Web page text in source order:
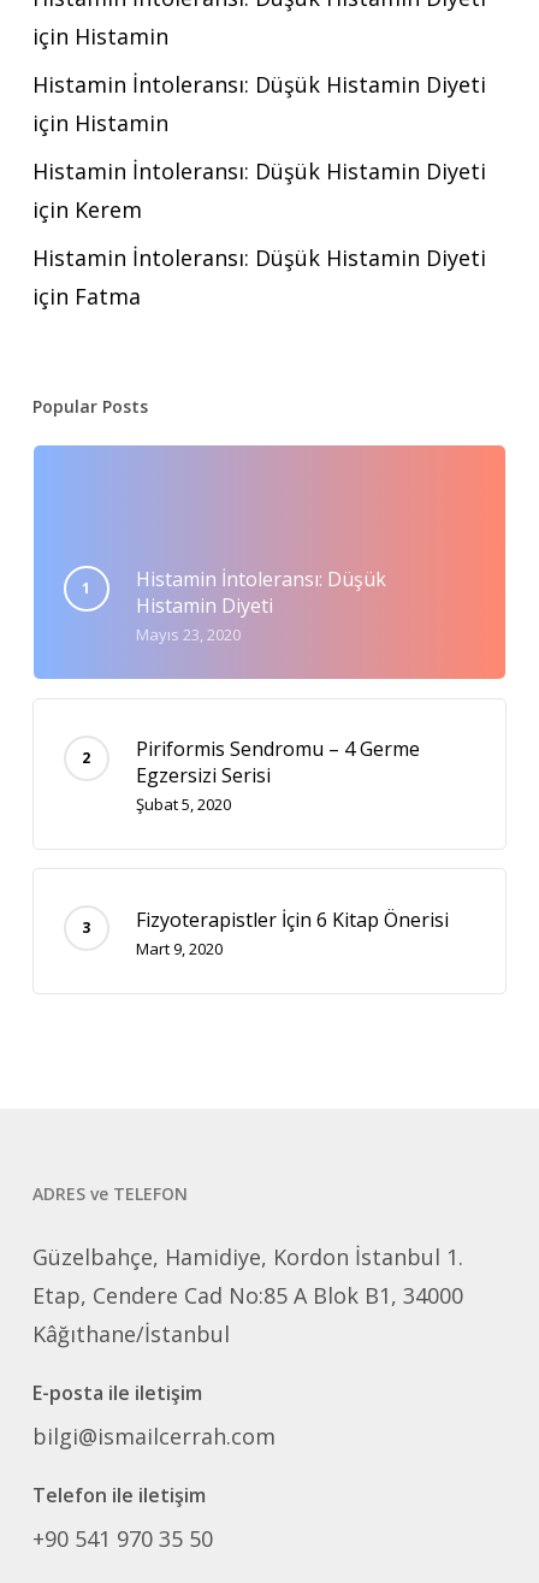
için Histamin
Histamin İntoleransı: Düşük Histamin Diyeti
için Histamin
Histamin İntoleransı: Düşük Histamin Diyeti
için Kerem
Histamin İntoleransı: Düşük Histamin Diyeti
için Fatma
Popular Posts
Histamin İntoleransı: Düşük
Histamin Diyeti
Mayıs 23, 2020
Piriformis Sendromu – 4 Germe
Egzersizi Serisi
Şubat 5, 2020
Fizyoterapistler İçin 6 Kitap Önerisi
Mart 9, 2020
ADRES ve TELEFON
Güzelbahçe, Hamidiye, Kordon İstanbul 1.
Etap, Cendere Cad No:85 A Blok B1, 34000
Kâğıthane/İstanbul
E-posta ile iletişim
bilgi@ismailcerrah.com
Telefon ile iletişim
+90 541 970 35 50